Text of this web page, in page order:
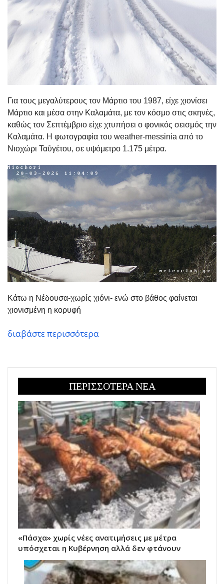
Για τους μεγαλύτερους τον Μάρτιο του 1987, είχε χιονίσει
Μάρτιο και μέσα στην Καλαμάτα, με τον κόσμο στις σκηνές,
καθώς τον Σεπτέμβριο είχε χτυπήσει ο φονικός σεισμός την
Καλαμάτα. Η φωτογραφία του weather-messinia από το
Νιοχώρι Ταΰγέτου, σε υψόμετρο 1.175 μέτρα.
Κάτω η Νέδουσα-χωρίς χιόνι- ενώ στο βάθος φαίνεται
χιονισμένη η κορυφή
διαβάστε περισσότερα
ΠΕΡΙΣΣΟΤΕΡΑ ΝΕΑ
«Πάσχα» χωρίς νέες ανατιμήσεις με μέτρα
υπόσχεται η Κυβέρνηση αλλά δεν φτάνουν